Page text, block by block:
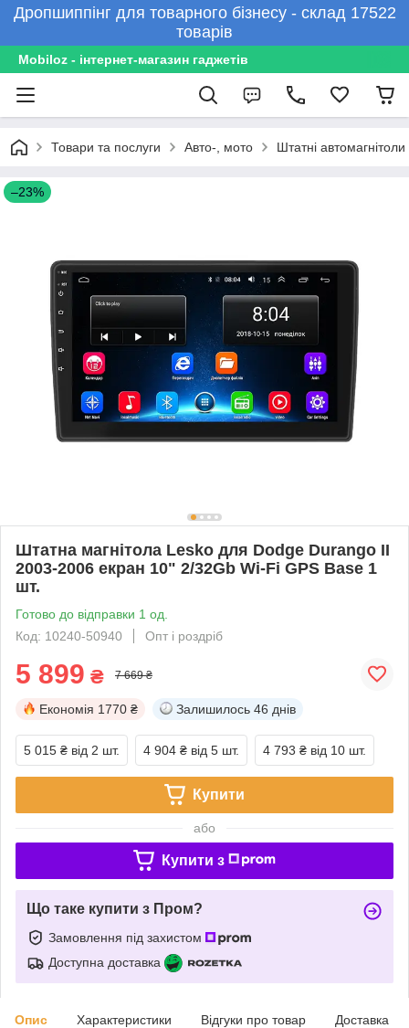
Дропшиппінг для товарного бізнесу - склад 17522
товарів
Mobiloz - інтернет-магазин гаджетів
Товари та послуги Авто-, мото Штатні автомагнітоли
–23%
Штатна магнітола Lesko для Dodge Durango II
2003-2006 екран 10" 2/32Gb Wi-Fi GPS Base 1
шт.
Готово до відправки 1 од.
Код: 10240-50940
Опт і роздріб
5 899 ₴ 7 669 ₴
Економія 1770 ₴ Залишилось 46 днів
5 015 ₴ від 2 шт. 4 904 ₴ від 5 шт. 4 793 ₴ від 10 шт.
Купити
або
Купити з
Що таке купити з Пром?
Замовлення під захистом
Доступна доставка
Опис Характеристики Відгуки про товар Доставка